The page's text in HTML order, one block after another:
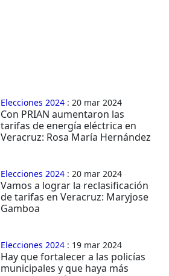
Elecciones 2024 : 20 mar 2024
Con PRIAN aumentaron las
tarifas de energía eléctrica en
Veracruz: Rosa María Hernández
Elecciones 2024 : 20 mar 2024
Vamos a lograr la reclasificación
de tarifas en Veracruz: Maryjose
Gamboa
Elecciones 2024 : 19 mar 2024
Hay que fortalecer a las policías
municipales y que haya más